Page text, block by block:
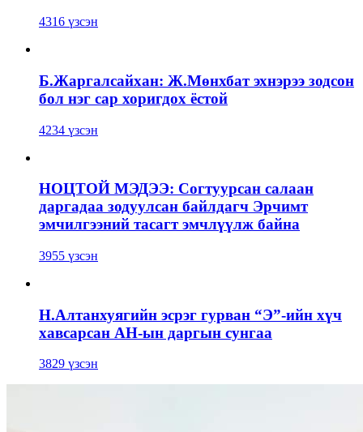
4316 үзсэн
Б.Жаргалсайхан: Ж.Мөнхбат эхнэрээ зодсон
бол нэг сар хоригдох ёстой
4234 үзсэн
НОЦТОЙ МЭДЭЭ: Согтуурсан салаан
даргадаа зодуулсан байлдагч Эрчимт
эмчилгээний тасагт эмчлүүлж байна
3955 үзсэн
Н.Алтанхуягийн эсрэг гурван “Э”-ийн хүч
хавсарсан АН-ын даргын сунгаа
3829 үзсэн